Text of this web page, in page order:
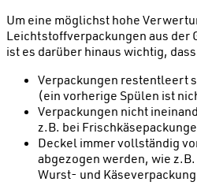
Um eine möglichst hohe
Leichtstoffverpackungen aus der
ist es darüber hinaus wichtig, dass
Verpackungen restentleert
(ein vorherige Spülen ist
Verpackungen nicht
z.B. bei
Deckel immer vollständig
abgezogen werden, wie
Wurst- und